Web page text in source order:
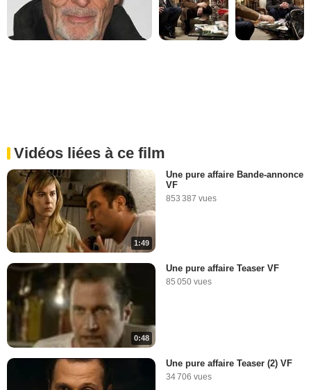
Vidéos liées à ce film
1:49
Une pure affaire Bande-annonce
VF
853 387 vues
0:48
Une pure affaire Teaser VF
85 050 vues
Une pure affaire Teaser (2) VF
34 706 vues